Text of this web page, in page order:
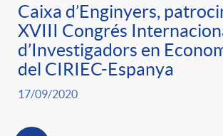
Caixa d’Enginyers,
XVIII Congrés
d’Investigadors en
del CIRIEC-Espanya
17/09/2020